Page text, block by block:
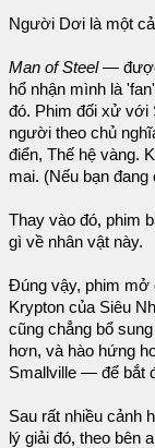
Người Dơi là một
Man of Steel— được
hổ nhận mình là
đó. Phim đối xử với
người theo chủ
điển, Thế hệ vàng.
mai. (Nếu bạn
Thay vào đó, phim
gì về nhân vật này.
Đúng vậy, phim mở
Krypton của Siêu
cũng chẳng bổ
hơn, và hào hứng
Smallville — để bắt
Sau rất nhiều cảnh
lý giải đó, theo bên